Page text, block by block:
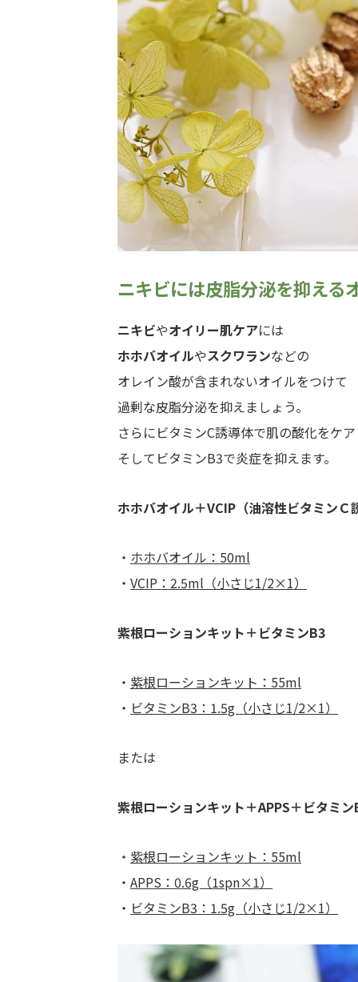
ニキビには皮脂分泌を抑える
ニキビやオイリー肌ケアには
ホホバオイルやスクワランなどの
オレイン酸が含まれないオイルをつけて
過剰な皮脂分泌を抑えましょう。
さらにビタミンC誘導体で肌の酸化をケ
そしてビタミンB3で炎症を抑えます。
ホホバオイル＋VCIP（油溶性ビタミンＣ
・ ホホバオイル：50ml
・ VCIP：2.5ml（小さじ1/2×1）
紫根ローションキット＋ビタミンB3
・ 紫根ローションキット：55ml
・ ビタミンB3：1.5g（小さじ1/2×1）
または
紫根ローションキット＋APPS＋ビタミン
・ 紫根ローションキット：55ml
・ APPS：0.6g（1spn×1）
・ ビタミンB3：1.5g（小さじ1/2×1）